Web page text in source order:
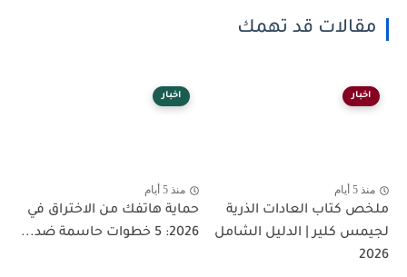
مقالات قد تهمك
اخبار
منذ 5 أيام
ملخص كتاب العادات الذرية
لجيمس كلير | الدليل الشامل
2026
اخبار
منذ 5 أيام
حماية هاتفك من الاختراق في
2026: 5 خطوات حاسمة ضد...